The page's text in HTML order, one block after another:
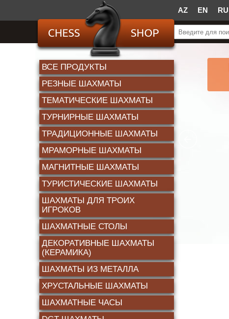
AZ EN RU
ВСЕ ПРОДУКТЫ
РЕЗНЫЕ ШАХМАТЫ
TЕМАТИЧЕСКИЕ ШАХМАТЫ
ТУРНИРНЫЕ ШАХМАТЫ
ТРАДИЦИОННЫЕ ШАХМАТЫ
МРАМОРНЫЕ ШАХМАТЫ
МАГНИТНЫЕ ШАХМАТЫ
ТУРИСТИЧЕСКИЕ ШАХМАТЫ
ШАХМАТЫ ДЛЯ ТРОИХ
ИГРОКОВ
ШАХМАТНЫЕ СТОЛЫ
ДЕКОРАТИВНЫЕ ШАХМАТЫ
(КЕРАМИКА)
ШАХМАТЫ ИЗ МЕТАЛЛА
ХРУСТАЛЬНЫЕ ШАХМАТЫ
ШАХМАТНЫЕ ЧАСЫ